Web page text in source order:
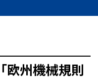
欧州機械規則